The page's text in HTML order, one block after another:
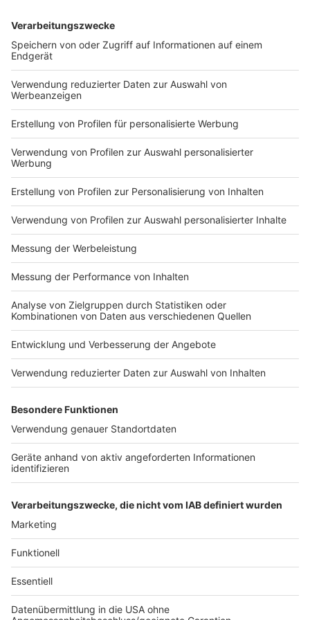
Anzeige
Lust auf Kneipenquiz?
Anzeige
sein konnten, oder es nochmal probieren wollen. Wir
haben schon das nächste Kneipenquiz geplant! Das
wird am 19. Dezember stattfinden. Unsere neue
Location ist das Wirtshaus 1857 in St.Tönis - wir
freuen uns auf euch!Hier bekommt ihr noch mehr
Anzeige